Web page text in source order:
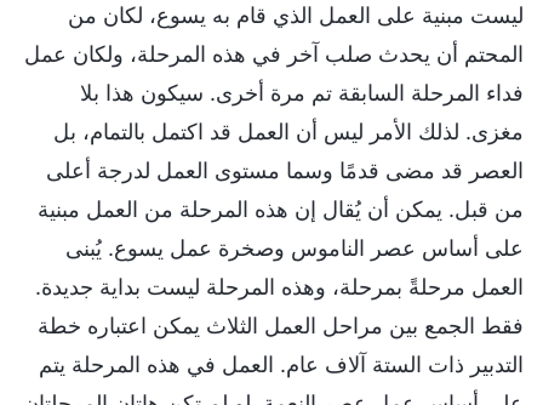
ليست مبنية على العمل الذي قام به يسوع، لكان من
المحتم أن يحدث صلب آخر في هذه المرحلة، ولكان عمل
فداء المرحلة السابقة تم مرة أخرى. سيكون هذا بلا
مغزى. لذلك الأمر ليس أن العمل قد اكتمل بالتمام، بل
العصر قد مضى قدمًا وسما مستوى العمل لدرجة أعلى
من قبل. يمكن أن يُقال إن هذه المرحلة من العمل مبنية
على أساس عصر الناموس وصخرة عمل يسوع. يُبنى
العمل مرحلةً بمرحلة، وهذه المرحلة ليست بداية جديدة.
فقط الجمع بين مراحل العمل الثلاث يمكن اعتباره خطة
التدبير ذات الستة آلاف عام. العمل في هذه المرحلة يتم